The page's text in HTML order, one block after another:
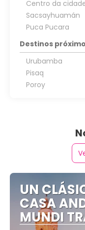
Centro da
Sacsayhuamán
Puca Pucara
Destinos
Urubamba
Pisaq
Poroy
UN
CASA
MUNDI